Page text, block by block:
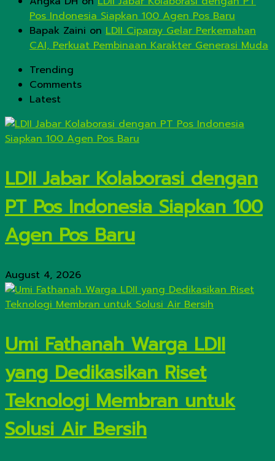
Pos Indonesia Siapkan 100 Agen Pos Baru
Bapak Zaini on LDII Ciparay Gelar Perkemahan
CAI, Perkuat Pembinaan Karakter Generasi Muda
Trending
Comments
Latest
LDII Jabar Kolaborasi dengan
PT Pos Indonesia Siapkan 100
Agen Pos Baru
August 4, 2026
Umi Fathanah Warga LDII
yang Dedikasikan Riset
Teknologi Membran untuk
Solusi Air Bersih